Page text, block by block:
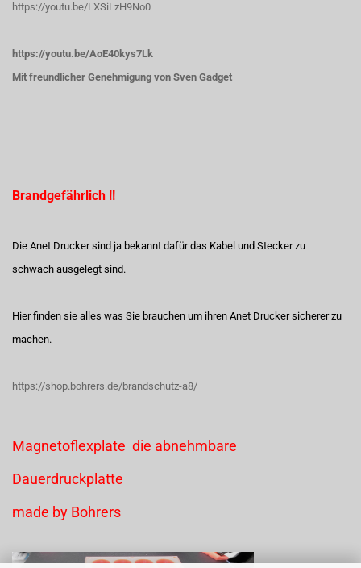
https://youtu.be/LXSiLzH9No0
https://youtu.be/AoE40kys7Lk
Mit freundlicher Genehmigung von Sven Gadget
Brandgefährlich !!
Die Anet Drucker sind ja bekannt dafür das Kabel und Stecker zu
schwach ausgelegt sind.
Hier finden sie alles was Sie brauchen um ihren Anet Drucker sicherer zu
machen.
https://shop.bohrers.de/brandschutz-a8/
Magnetoflexplate die abnehmbare
Dauerdruckplatte
made by Bohrers